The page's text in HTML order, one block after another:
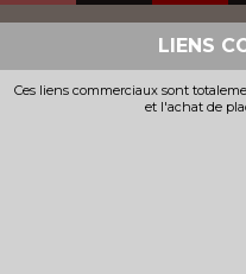
LIENS
Ces liens commerciaux sont
et l'achat de